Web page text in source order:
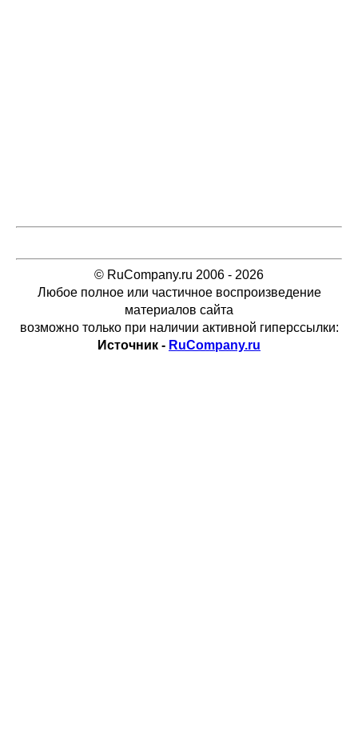
© RuCompany.ru 2006 - 2026
Любое полное или частичное воспроизведение
материалов сайта
возможно только при наличии активной гиперссылки:
Источник - RuCompany.ru